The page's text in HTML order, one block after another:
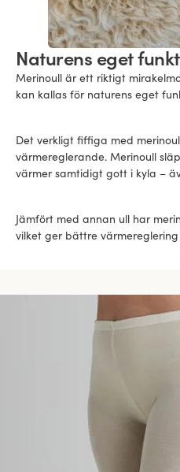
Naturens eget
Merinoull är ett riktigt
kan kallas för naturens eget
Det verkligt fiffiga med
värmereglerande. Merinoull
värmer samtidigt gott i kyla –
Jämfört med annan ull har
vilket ger bättre